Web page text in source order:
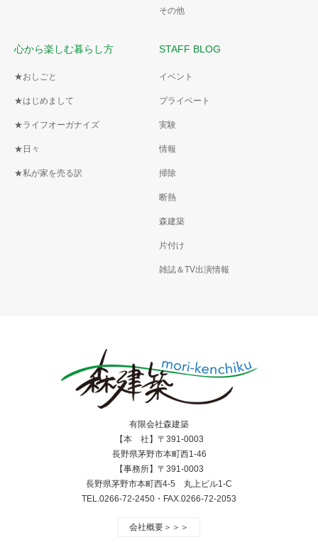
その他
心から楽しむ暮らし方
★おしごと
★はじめまして
★ライフオーガナイズ
★日々
★私が家を売る訳
STAFF BLOG
イベント
プライベート
実験
情報
掃除
断熱
森建築
片付け
雑誌＆TV出演情報
有限会社森建築
【本 社】〒391-0003
長野県茅野市本町西1-46
【事務所】〒391-0003
長野県茅野市本町西4-5 丸上ビル1-C
TEL.0266-72-2450・FAX.0266-72-2053
会社概要＞＞＞